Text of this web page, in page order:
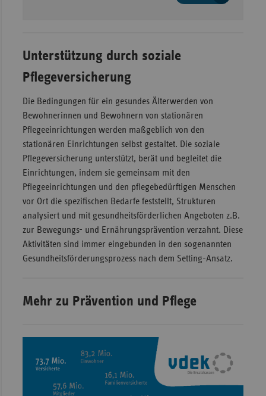
Unterstützung durch soziale
Pflegeversicherung
Die Bedingungen für ein gesundes Älterwerden von
Bewohnerinnen und Bewohnern von stationären
Pflegeeinrichtungen werden maßgeblich von den
stationären Einrichtungen selbst gestaltet. Die soziale
Pflegeversicherung unterstützt, berät und begleitet die
Einrichtungen, indem sie gemeinsam mit den
Pflegeeinrichtungen und den pflegebedürftigen Menschen
vor Ort die spezifischen Bedarfe feststellt, Strukturen
analysiert und mit gesundheitsförderlichen Angeboten z.B.
zur Bewegungs- und Ernährungsprävention verzahnt. Diese
Aktivitäten sind immer eingebunden in den sogenannten
Gesundheitsförderungsprozess nach dem Setting-Ansatz.
Mehr zu Prävention und Pflege